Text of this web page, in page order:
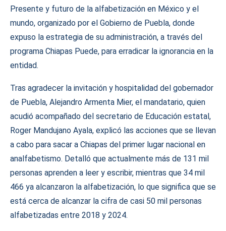
Presente y futuro de la alfabetización en México y el
mundo, organizado por el Gobierno de Puebla, donde
expuso la estrategia de su administración, a través del
programa Chiapas Puede, para erradicar la ignorancia en la
entidad.
Tras agradecer la invitación y hospitalidad del gobernador
de Puebla, Alejandro Armenta Mier, el mandatario, quien
acudió acompañado del secretario de Educación estatal,
Roger Mandujano Ayala, explicó las acciones que se llevan
a cabo para sacar a Chiapas del primer lugar nacional en
analfabetismo. Detalló que actualmente más de 131 mil
personas aprenden a leer y escribir, mientras que 34 mil
466 ya alcanzaron la alfabetización, lo que significa que se
está cerca de alcanzar la cifra de casi 50 mil personas
alfabetizadas entre 2018 y 2024.